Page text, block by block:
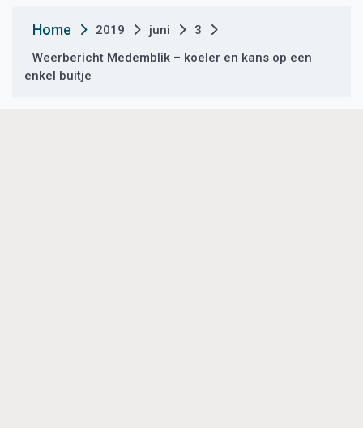
Home 2019 juni
3
Weerbericht Medemblik – koeler en kans op een
enkel buitje